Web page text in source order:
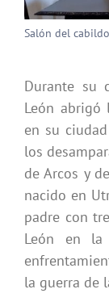
Salón del
Durante su
León
en su
los
de Arcos y
nacido en
padre con
León en la
la guerra de